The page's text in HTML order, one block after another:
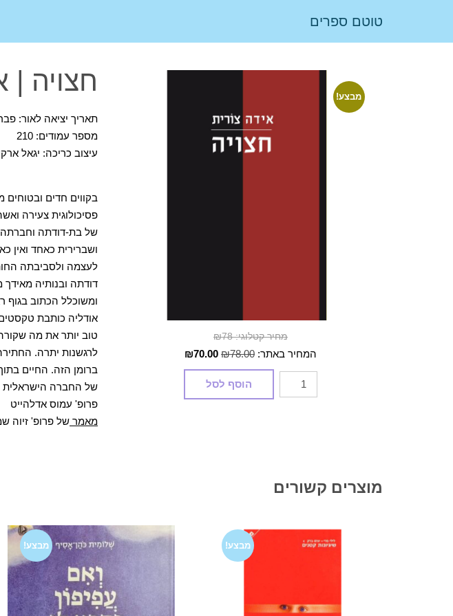
טוטם ספרים
מבצע!
מחיר קטלוגי: ₪78
המחיר באתר: ₪78.00
המחיר
המקורי
היה:
₪70.00
הנוכחי
של
הוסף לסל
חצויה |
תאריך יציאה לאור: פברואר
מספר עמודים: 210
עיצוב כריכה: יגאל
בקווים חדים
פסיכולוגית צעירה
של בת-דודתה וחברתה
ושברירית כאחד ואין
לעצמה ולסביבתה
דודתה ובנותיה מאידך
ומשוכלל הכתוב בגוף
אודליה כותבת
טוב יותר את מה
לרגשנות יתרה.
ברומן הזה. החיים
של החברה הישראלית
פרופ' עמוס אדלהייט
מאמר של פרופ' זיוה
מוצרים קשורים
מבצע! מבצע!